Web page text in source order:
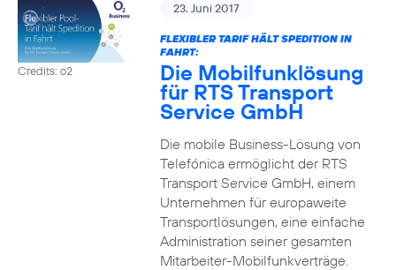
Credits: o2
23. Juni 2017
FLEXIBLER TARIF HÄLT SPEDITION IN
FAHRT:
Die Mobilfunklösung
für RTS Transport
Service GmbH
Die mobile Business-Lösung von
Telefónica ermöglicht der RTS
Transport Service GmbH, einem
Unternehmen für europaweite
Transportlösungen, eine einfache
Administration seiner gesamten
Mitarbeiter-Mobilfunkverträge.